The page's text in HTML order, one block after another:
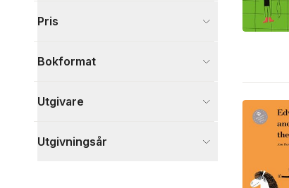
Pris
Bokformat
Utgivare
Utgivningsår